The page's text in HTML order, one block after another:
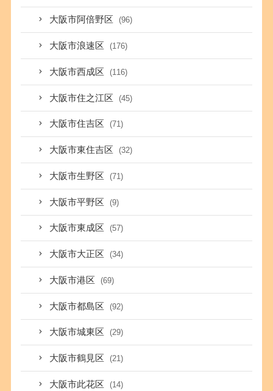
大阪市阿倍野区 (96)
大阪市浪速区 (176)
大阪市西成区 (116)
大阪市住之江区 (45)
大阪市住吉区 (71)
大阪市東住吉区 (32)
大阪市生野区 (71)
大阪市平野区 (9)
大阪市東成区 (57)
大阪市大正区 (34)
大阪市港区 (69)
大阪市都島区 (92)
大阪市城東区 (29)
大阪市鶴見区 (21)
大阪市此花区 (14)